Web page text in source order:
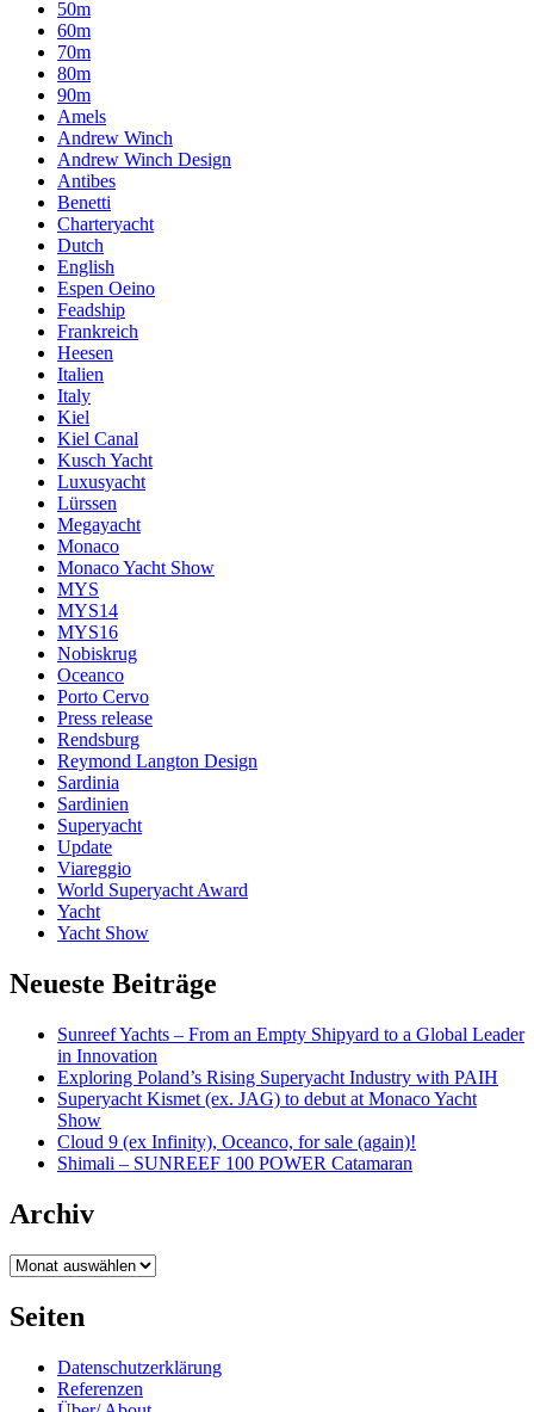
50m
60m
70m
80m
90m
Amels
Andrew Winch
Andrew Winch Design
Antibes
Benetti
Charteryacht
Dutch
English
Espen Oeino
Feadship
Frankreich
Heesen
Italien
Italy
Kiel
Kiel Canal
Kusch Yacht
Luxusyacht
Lürssen
Megayacht
Monaco
Monaco Yacht Show
MYS
MYS14
MYS16
Nobiskrug
Oceanco
Porto Cervo
Press release
Rendsburg
Reymond Langton Design
Sardinia
Sardinien
Superyacht
Update
Viareggio
World Superyacht Award
Yacht
Yacht Show
Neueste Beiträge
Sunreef Yachts – From an Empty Shipyard to a Global Leader
in Innovation
Exploring Poland’s Rising Superyacht Industry with PAIH
Superyacht Kismet (ex. JAG) to debut at Monaco Yacht
Show
Cloud 9 (ex Infinity), Oceanco, for sale (again)!
Shimali – SUNREEF 100 POWER Catamaran
Archiv
Archiv
Seiten
Datenschutzerklärung
Referenzen